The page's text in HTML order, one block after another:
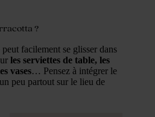
?
facilement se glisser dans
les serviettes de table, les
vases… Pensez à intégrer le
peu partout sur le lieu de